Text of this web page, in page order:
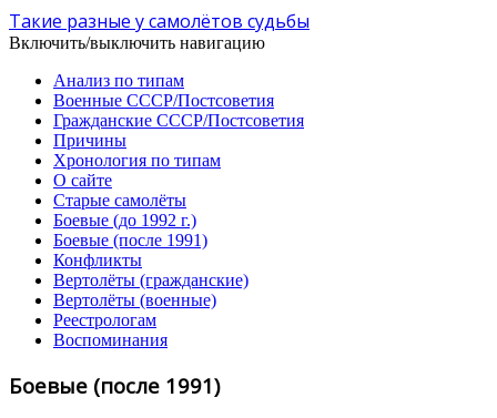
Такие разные у самолётов судьбы
Включить/выключить навигацию
Анализ по типам
Военные СССР/Постсоветия
Гражданские СССР/Постсоветия
Причины
Хронология по типам
О сайте
Старые самолёты
Боевые (до 1992 г.)
Боевые (после 1991)
Конфликты
Вертолёты (гражданские)
Вертолёты (военные)
Реестрологам
Воспоминания
Боевые (после 1991)